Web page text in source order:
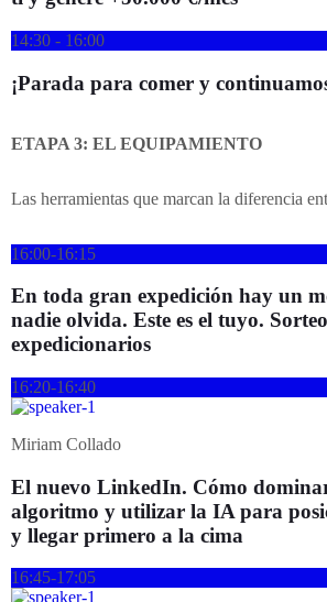
14:30 - 16:00
¡Parada para comer y
ETAPA 3: EL EQUIPAMIENTO
Las herramientas que marcan la diferencia
16:00-16:15
En toda gran expedición hay un
nadie olvida. Este es el tuyo.
expedicionarios
16:20-16:40
Miriam Collado
El nuevo LinkedIn. Cómo
algoritmo y utilizar la IA para
y llegar primero a la cima
16:45-17:05